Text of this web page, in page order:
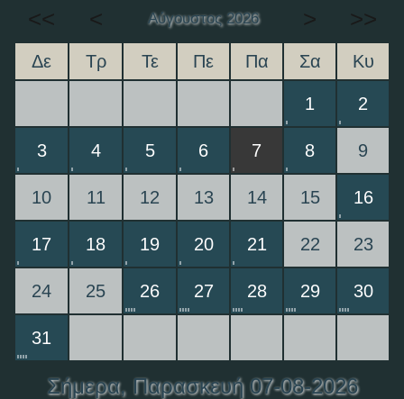
<< < Αύγουστος 2026 > >>
Δε Τρ Τε Πε Πα Σα Κυ
1 2
3 4 5 6 7 8 9
10 11 12 13 14 15 16
17 18 19 20 21 22 23
24 25 26 27 28 29 30
31
Σήμερα, Παρασκευή 07-08-2026